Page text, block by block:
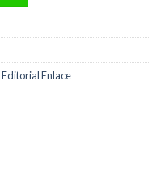
Editorial Enlace